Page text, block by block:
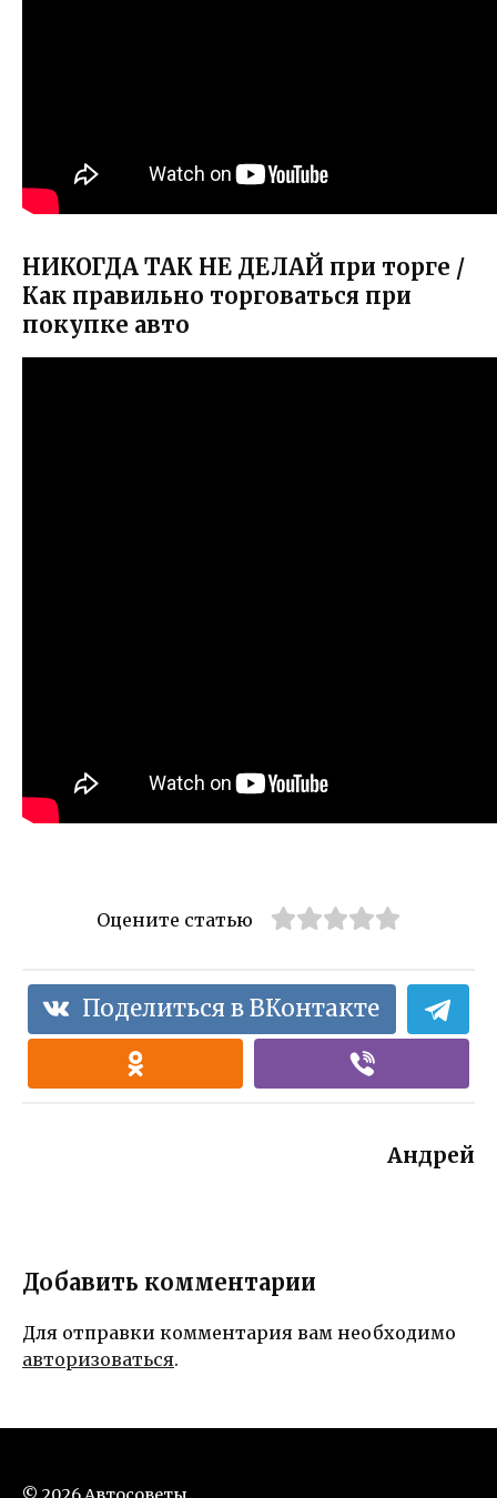
НИКОГДА ТАК НЕ ДЕЛАЙ при торге /
Как правильно торговаться при
покупке авто
Оцените статью
Поделиться в ВКонтакте
Андрей
Добавить комментарии
Для отправки комментария вам необходимо
авторизоваться.